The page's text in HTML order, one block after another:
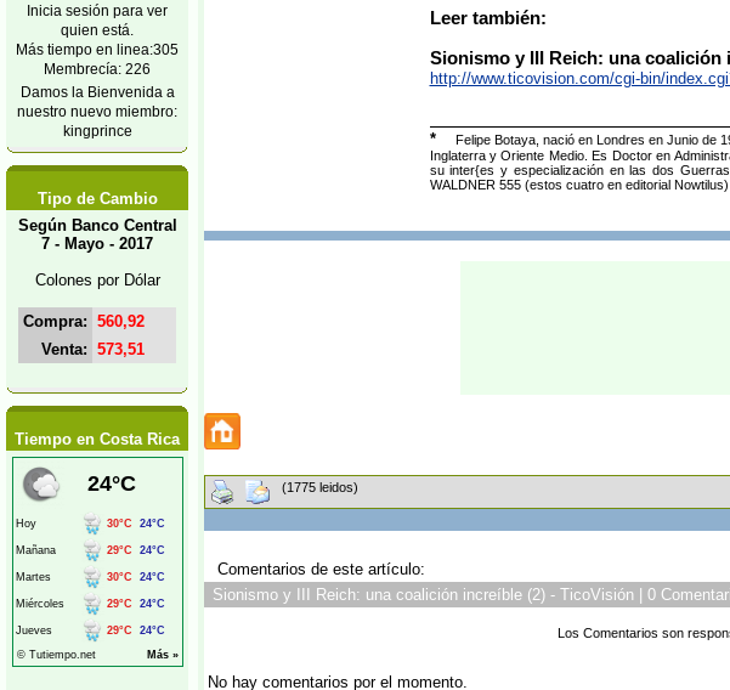
Inicia sesión para ver
quien está.
Más tiempo en linea:305
Membrecía: 226
Damos la Bienvenida a
nuestro nuevo miembro:
kingprince
Tipo de Cambio
Según Banco Central
7 - Mayo - 2017
Colones por Dólar
Compra: 560,92
Venta: 573,51
Tiempo en Costa Rica
Leer también:
Sionismo y III Reich: una coalición
http://www.ticovision.com/cgi-bin/
*
Felipe Botaya, nació en Londres en Junio de
Inglaterra y Oriente Medio. Es Doctor en
su inter{es y especialización en las dos
WALDNER 555 (estos cuatro en editorial
(1775 leidos)
Comentarios de este artículo:
Sionismo y III Reich: una coalición increíble (2) - TicoVisión | 0
Los Comentarios son
No hay comentarios por el momento.